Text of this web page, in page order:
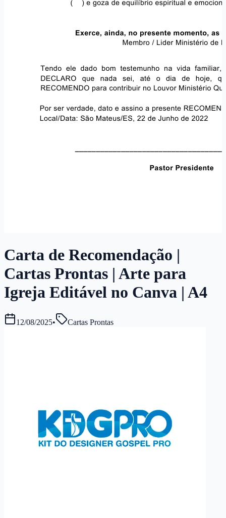
Carta de Recomendação |
Cartas Prontas | Arte para
Igreja Editável no Canva | A4
12/08/2025• Cartas Prontas